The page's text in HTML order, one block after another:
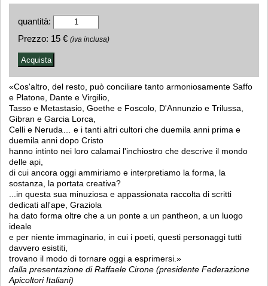
quantità:
Prezzo: 15 € (iva inclusa)
«Cos'altro, del resto, può conciliare tanto armoniosamente Saffo
e Platone, Dante e Virgilio,
Tasso e Metastasio, Goethe e Foscolo, D'Annunzio e Trilussa,
Gibran e Garcia Lorca,
Celli e Neruda… e i tanti altri cultori che duemila anni prima e
duemila anni dopo Cristo
hanno intinto nei loro calamai l'inchiostro che descrive il mondo
delle api,
di cui ancora oggi ammiriamo e interpretiamo la forma, la
sostanza, la portata creativa?
...in questa sua minuziosa e appassionata raccolta di scritti
dedicati all'ape, Graziola
ha dato forma oltre che a un ponte a un pantheon, a un luogo
ideale
e per niente immaginario, in cui i poeti, questi personaggi tutti
davvero esistiti,
trovano il modo di tornare oggi a esprimersi.»
dalla presentazione di Raffaele Cirone (presidente Federazione
Apicoltori Italiani)